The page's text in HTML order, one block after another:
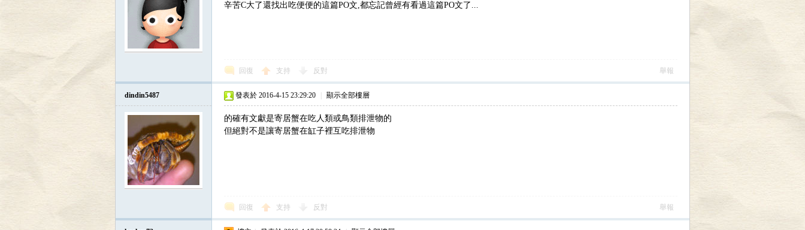
辛苦C大了還找出吃便便的這篇PO文,都忘記曾經有看過這篇PO文了...
回復 支持 反對 舉報
dindin5487 發表於 2016-4-15 23:29:20 顯示全部樓層
的確有文獻是寄居蟹在吃人類或鳥類排泄物的
但絕對不是讓寄居蟹在缸子裡互吃排泄物
回復 支持 反對 舉報